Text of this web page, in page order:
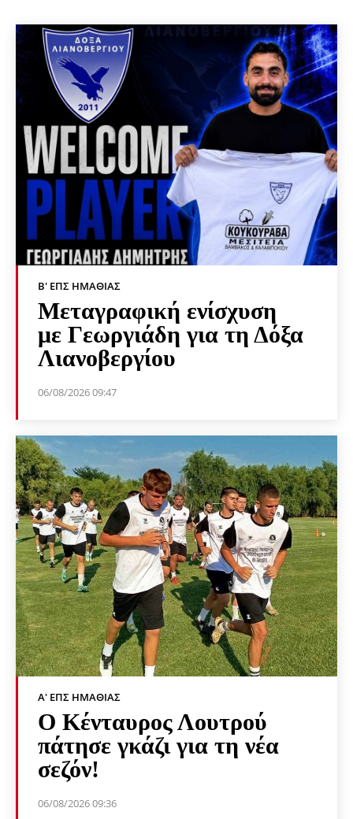
Β' ΕΠΣ ΗΜΑΘΊΑΣ
Μεταγραφική ενίσχυση
με Γεωργιάδη για τη Δόξα
Λιανοβεργίου
06/08/2026 09:47
Α' ΕΠΣ ΗΜΑΘΊΑΣ
Ο Κένταυρος Λουτρού
πάτησε γκάζι για τη νέα
σεζόν!
06/08/2026 09:36